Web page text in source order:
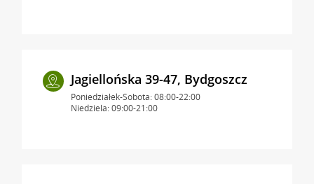
Jagiellońska 39-47, Bydgoszcz
Poniedziałek-Sobota: 08:00-22:00
Niedziela: 09:00-21:00